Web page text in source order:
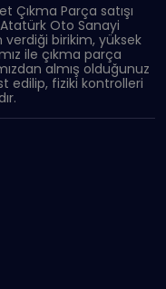
Çıkma Parça satışı
Oto Sanayi
verdiği birikim, yüksek
ile çıkma parça
almış olduğunuz
edilip, fiziki kontrolleri